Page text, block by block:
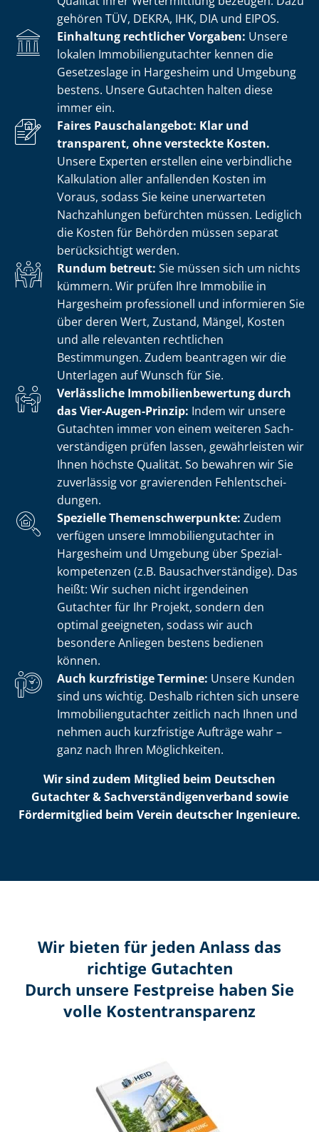
gehören TÜV, DEKRA, IHK, DIA und EIPOS.
Einhaltung rechtlicher Vorgaben: Unsere
lokalen Im­mo­bi­li­en­gut­ach­ter kennen die
Gesetzeslage in Hargesheim und Umgebung
bestens. Unsere Gutachten halten diese
immer ein.
Faires Pauschalangebot: Klar und
transparent, ohne versteckte Kosten.
Unsere Experten erstellen eine verbindliche
Kalkulation aller anfallenden Kosten im
Voraus, sodass Sie keine unerwarteten
Nachzahlungen befürchten müssen. Lediglich
die Kosten für Behörden müssen separat
berücksichtigt werden.
Rundum betreut: Sie müssen sich um nichts
kümmern. Wir prüfen Ihre Immobilie in
Hargesheim professionell und informieren Sie
über deren Wert, Zustand, Mängel, Kosten
und alle relevanten rechtlichen
Bestimmungen. Zudem beantragen wir die
Unterlagen auf Wunsch für Sie.
Verlässliche Im­mo­bi­li­en­be­wer­tung durch
das Vier-Augen-Prinzip: Indem wir unsere
Gutachten immer von einem weiteren Sach­
ver­stän­di­gen prüfen lassen, gewährleisten wir
Ihnen höchste Qualität. So bewahren wir Sie
zuverlässig vor gravierenden Fehl­ent­schei­
dun­gen.
Spezielle The­men­schwer­punk­te: Zudem
verfügen unsere Im­mo­bi­li­en­gut­ach­ter in
Hargesheim und Umgebung über Spe­zi­al­
kom­pe­ten­zen (z.B. Bau­sach­ver­stän­di­ge). Das
heißt: Wir suchen nicht irgendeinen
Gutachter für Ihr Projekt, sondern den
optimal geeigneten, sodass wir auch
besondere Anliegen bestens bedienen
können.
Auch kurzfristige Termine: Unsere Kunden
sind uns wichtig. Deshalb richten sich unsere
Im­mo­bi­li­en­gut­ach­ter zeitlich nach Ihnen und
nehmen auch kurzfristige Aufträge wahr –
ganz nach Ihren Möglichkeiten.
Wir sind zudem Mitglied beim Deutschen
Gutachter & Sach­ver­stän­di­gen­ver­band sowie
Fördermitglied beim Verein deutscher Ingenieure.
Wir bieten für jeden Anlass das
richtige Gutachten
Durch unsere Festpreise haben Sie
volle Kosten­transparenz